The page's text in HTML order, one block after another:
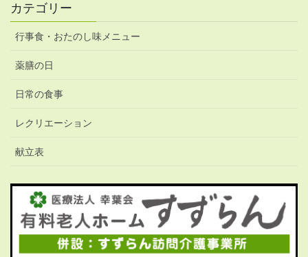
カテゴリー
行事食・おたのし味メニュー
薬膳の日
日常の食事
レクリエーション
献立表